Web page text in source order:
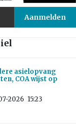
asielopvang
COA wijst op
2026 15:23